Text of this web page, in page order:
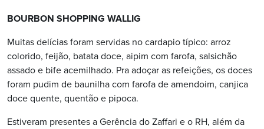
BOURBON SHOPPING WALLIG
Muitas delícias foram servidas no cardapio típico: arroz
colorido, feijão, batata doce, aipim com farofa, salsichão
assado e bife acemilhado. Pra adoçar as refeições, os doces
foram pudim de baunilha com farofa de amendoim, canjica
doce quente, quentão e pipoca.
Estiveram presentes a Gerência do Zaffari e o RH, além da